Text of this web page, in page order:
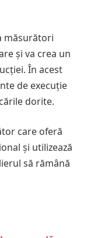
măsurători
și va crea un
În acest
de execuție
dorite.
care oferă
și utilizează
să rămână